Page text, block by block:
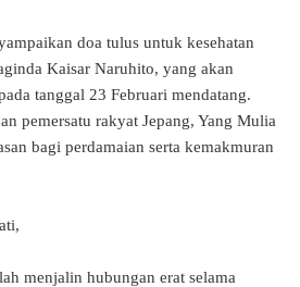
doa tulus untuk kesehatan
Kaisar Naruhito, yang akan
tanggal 23 Februari mendatang.
pemersatu rakyat Jepang, Yang Mulia
bagi perdamaian serta kemakmuran
menjalin hubungan erat selama